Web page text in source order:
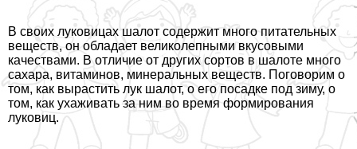
В своих луковицах шалот содержит много питательных
веществ, он обладает великолепными вкусовыми
качествами. В отличие от других сортов в шалоте много
сахара, витаминов, минеральных веществ. Поговорим о
том, как вырастить лук шалот, о его посадке под зиму, о
том, как ухаживать за ним во время формирования
луковиц.